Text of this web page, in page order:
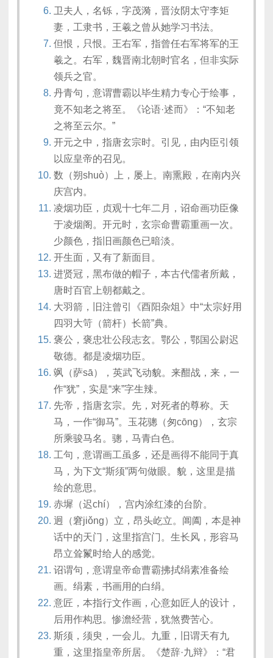
卫夫人，名铄，字茂漪，晋汝阴太守李矩
妻，工隶书，王羲之曾从她学习书法。
但恨，只恨。王右军，指曾任右军将军的王
羲之。右军，魏晋南北朝时官名，但非实际
领兵之官。
丹青句，意谓曹霸以毕生精力专心于绘事，
竟不知老之将至。《论语·述而》：“不知老
之将至云尔。”
开元之中，指唐玄宗时。引见，由内臣引领
以应皇帝的召见。
数（朔shuò）上，屡上。南熏殿，在南内兴
庆宫内。
凌烟功臣，贞观十七年二月，诏命画功臣像
于凌烟阁。开元时，玄宗命曹霸重画一次。
少颜色，指旧画颜色已暗淡。
开生面，又有了新面目。
进贤冠，黑布做的帽子，本古代儒者所戴，
唐时百官上朝都戴之。
大羽箭，旧注曾引《酉阳杂俎》中“太宗好用
四羽大笴（箭杆）长箭”典。
褒公，褒忠壮公段志玄。鄂公，鄂国公尉迟
敬德。都是凌烟功臣。
飒（萨sā），英武飞动貌。来酣战，来，一
作“犹”，实是“来”字生辣。
先帝，指唐玄宗。先，对死者的尊称。天
马，一作“御马”。玉花骢（匆cōng），玄宗
所乘骏马名。骢，马青白色。
工句，意谓画工虽多，还是画得不能同于真
马，为下文“斯须”两句做眼。貌，这里是描
绘的意思。
赤墀（迟chí），宫内涂红漆的台阶。
迥（窘jiǒng）立，昂头屹立。阊阖，本是神
话中的天门，这里指宫门。生长风，形容马
昂立耸鬣时给人的感觉。
诏谓句，意谓皇帝命曹霸拂拭绢素准备绘
画。绢素，书画用的白绢。
意匠，本指行文作画，心意如匠人的设计，
后用作构思。惨澹经营，犹煞费苦心。
斯须，须臾，一会儿。九重，旧谓天有九
重，这里指皇帝所居。《楚辞·九辩》：“君